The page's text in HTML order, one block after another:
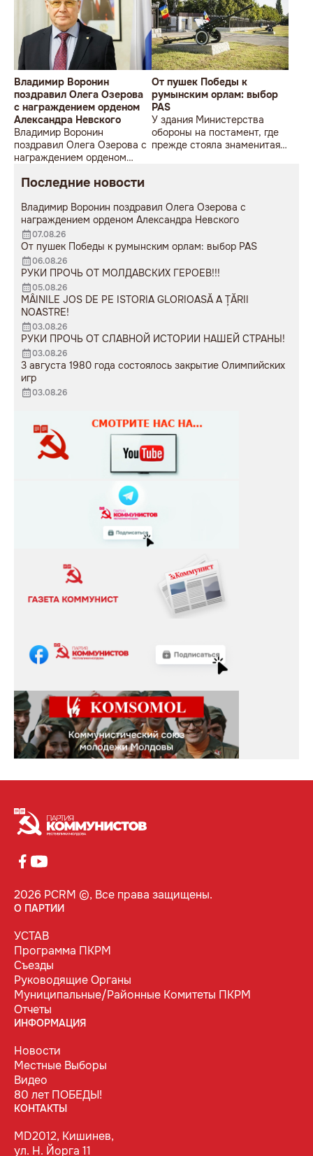
Владимир Воронин
поздравил Олега Озерова
с награждением орденом
Александра Невского
Владимир Воронин
поздравил Олега Озерова с
награждением орденом
От пушек Победы к
румынским орлам: выбор
PAS
У здания Министерства
обороны на постамент, где
прежде стояла знаменитая
Последние новости
Владимир Воронин поздравил Олега Озерова с
награждением орденом Александра Невского
07.08.26
От пушек Победы к румынским орлам: выбор PAS
06.08.26
РУКИ ПРОЧЬ ОТ МОЛДАВСКИХ ГЕРОЕВ!!!
05.08.26
MÂINILE JOS DE PE ISTORIA GLORIOASĂ A ȚĂRII
NOASTRE!
03.08.26
РУКИ ПРОЧЬ ОТ СЛАВНОЙ ИСТОРИИ НАШЕЙ СТРАНЫ!
03.08.26
3 августа 1980 года состоялось закрытие Олимпийских
игр
03.08.26
2026 PCRM ©, Все права защищены.
О ПАРТИИ
УСТАВ
Программа ПКРМ
Съезды
Руководящие Органы
Муниципальные/Районные Комитеты ПКРМ
Отчеты
ИНФОРМАЦИЯ
Новости
Местные Выборы
Видео
80 лет ПОБЕДЫ!
КОНТАКТЫ
MD2012, Кишинев,
ул. Н. Йорга 11